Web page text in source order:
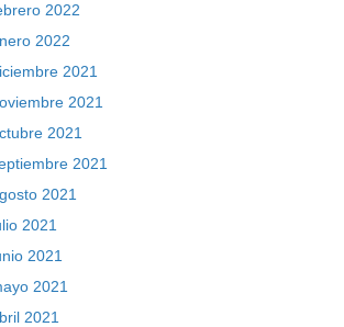
2022
2022
2021
2021
2021
2021
2021
2021
2021
2021
2021